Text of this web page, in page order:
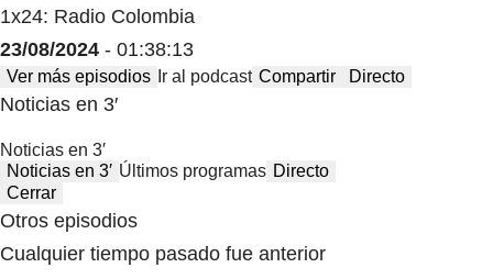
1x24: Radio Colombia
23/08/2024 - 01:38:13
Ver más episodios Ir al podcast Compartir Directo
Noticias en 3′
Noticias en 3′
Noticias en 3′ Últimos programas Directo
Cerrar
Otros episodios
Cualquier tiempo pasado fue anterior